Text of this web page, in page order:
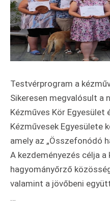
Testvérprogram a
Sikeresen megvalósult a
Kézműves Kör Egyesület
Kézművesek Egyesülete
amely az „Összefonódó
A kezdeményezés célja
hagyományőrző
valamint a jövőbeni
…